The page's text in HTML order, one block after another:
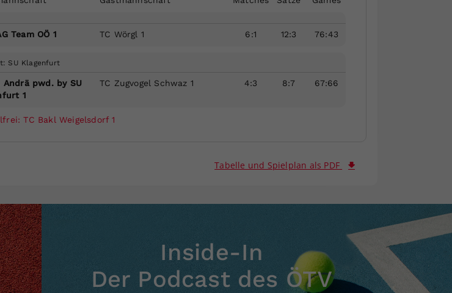
Team OÖ 1 TC Wörgl 1 6:1 12:3 76:43
SU Klagenfurt
Andrä pwd. by SU
1
TC Zugvogel Schwaz 1 4:3 8:7 67:66
TC Bakl Weigelsdorf 1
Tabelle und Spielplan als PDF
Inside-In
Der Podcast des ÖTV